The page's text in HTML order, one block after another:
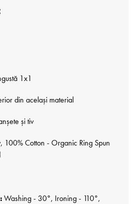
1x1
din același material
și tiv
100% Cotton - Organic Ring Spun
Washing - 30°, Ironing - 110°,